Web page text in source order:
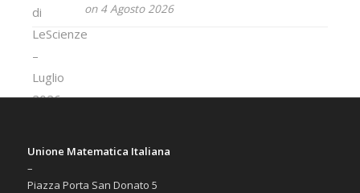
on 4 Agosto 2026
Unione Matematica Italiana
–
Piazza Porta San Donato 5